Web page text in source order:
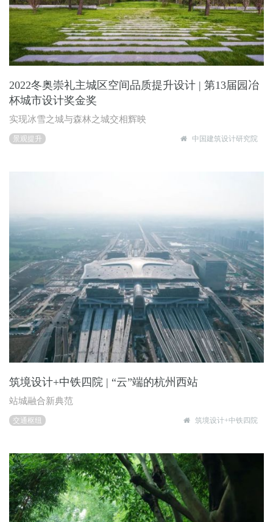
2022冬奥崇礼主城区空间品质提升设计 | 第13届园冶
杯城市设计奖金奖
实现冰雪之城与森林之城交相辉映
景观提升 中国建筑设计研究院
筑境设计+中铁四院 | “云”端的杭州西站
站城融合新典范
交通枢纽 筑境设计+中铁四院